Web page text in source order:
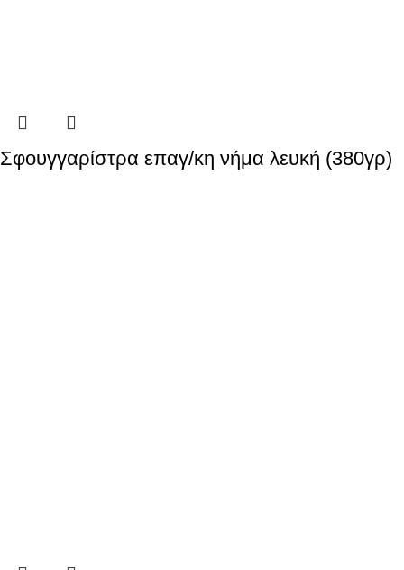
Σφουγγαρίστρα επαγ/κη νήμα λευκή (380γρ)